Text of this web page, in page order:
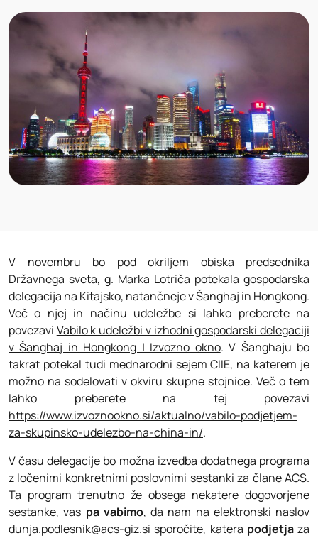
V novembru bo pod okriljem obiska predsednika
Državnega sveta, g. Marka Lotriča potekala gospodarska
delegacija na Kitajsko, natančneje v Šanghaj in Hongkong.
Več o njej in načinu udeležbe si lahko preberete na
povezavi Vabilo k udeležbi v izhodni gospodarski delegaciji
v Šanghaj in Hongkong | Izvozno okno. V Šanghaju bo
takrat potekal tudi mednarodni sejem CIIE, na katerem je
možno na sodelovati v okviru skupne stojnice. Več o tem
lahko preberete na tej povezavi
https://www.izvoznookno.si/aktualno/vabilo-podjetjem-
za-skupinsko-udelezbo-na-china-in/.
V času delegacije bo možna izvedba dodatnega programa
z ločenimi konkretnimi poslovnimi sestanki za člane ACS.
Ta program trenutno že obsega nekatere dogovorjene
sestanke, vas pa vabimo, da nam na elektronski naslov
dunja.podlesnik@acs-giz.si sporočite, katera podjetjaza